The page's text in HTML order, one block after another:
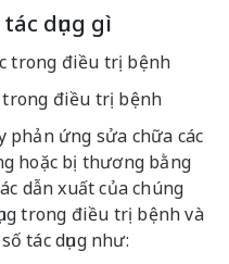
dụng gì
trong điều trị bệnh
phản ứng sửa chữa các
hoặc bị thương bằng
dẫn xuất của chúng
trong điều trị bệnh và
tác dụng như: